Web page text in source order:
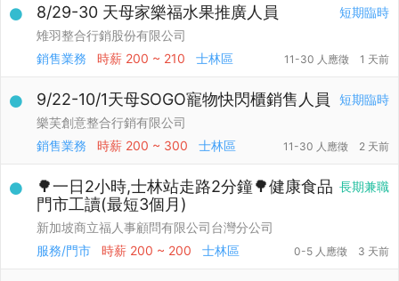
短期臨時
8/29-30 天母家樂福水果推廣人員
雉羽整合行銷股份有限公司
銷售業務
時薪 200 ~ 210 士林區 11-30 人應徵 1 天前
短期臨時
9/22-10/1天母SOGO寵物快閃櫃銷售人員
樂芙創意整合行銷有限公司
銷售業務
時薪 200 ~ 300 士林區 11-30 人應徵 2 天前
長期兼職
🌳一日2小時,士林站走路2分鐘🌳健康食品
門市工讀(最短3個月)
新加坡商立福人事顧問有限公司台灣分公司
服務/門市
時薪 200 ~ 200 士林區 0-5 人應徵 3 天前